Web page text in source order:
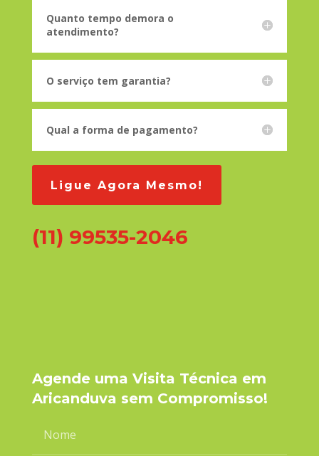
Quanto tempo demora o
atendimento?
O serviço tem garantia?
Qual a forma de pagamento?
Ligue Agora Mesmo!
(11) 99535-2046
Agende uma Visita Técnica em
Aricanduva sem Compromisso!